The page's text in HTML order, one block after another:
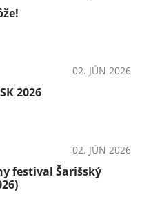
02. JÚN 2026
2026
02. JÚN 2026
festival Šarišský